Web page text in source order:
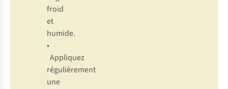
froid
et
humide.
•
Appliquez
régulièrement
une